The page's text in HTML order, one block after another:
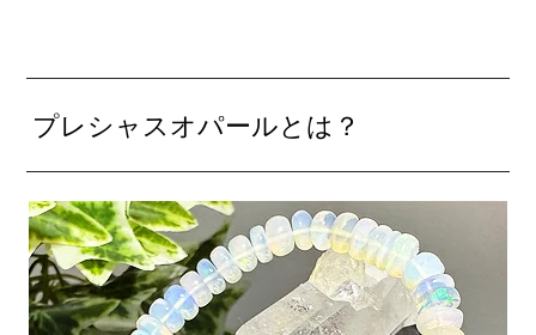
プレシャスオパールとは？